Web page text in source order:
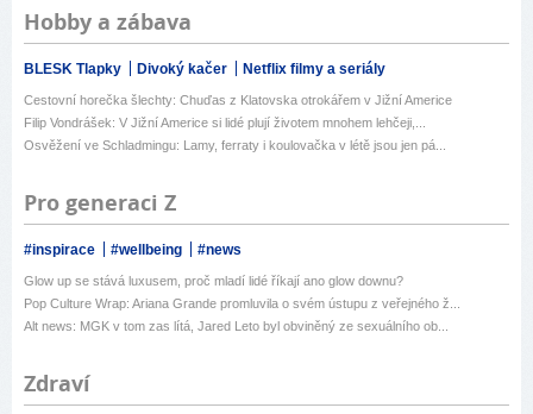
Hobby a zábava
BLESK Tlapky Divoký kačer Netflix filmy a seriály
Cestovní horečka šlechty: Chuďas z Klatovska otrokářem v Jižní Americe
Filip Vondrášek: V Jižní Americe si lidé plují životem mnohem lehčeji,...
Osvěžení ve Schladmingu: Lamy, ferraty i koulovačka v létě jsou jen pá...
Pro generaci Z
#inspirace #wellbeing #news
Glow up se stává luxusem, proč mladí lidé říkají ano glow downu?
Pop Culture Wrap: Ariana Grande promluvila o svém ústupu z veřejného ž...
Alt news: MGK v tom zas lítá, Jared Leto byl obviněný ze sexuálního ob...
Zdraví